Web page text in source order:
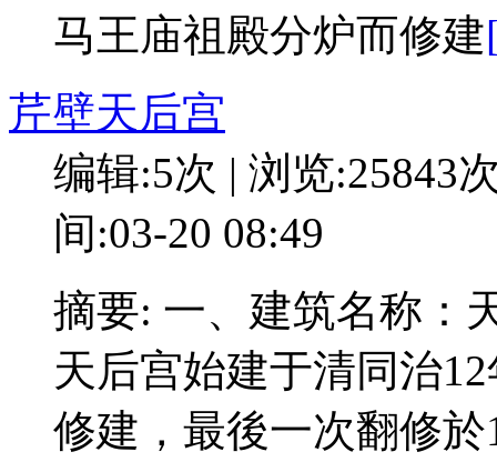
马王庙祖殿分炉而修建
芹壁天后宫
编辑:5次 | 浏览:25843
间:03-20 08:49
摘要: 一、建筑名称
天后宫始建于清同治
修建，最後一次翻修